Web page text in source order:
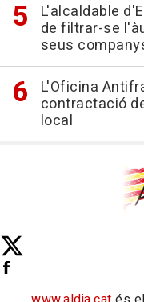
L'alcaldable
de filtrar-se
seus
L'Oficina
contractació
local